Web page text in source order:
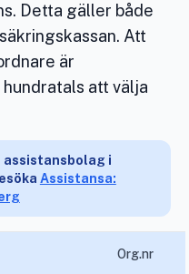
Detta gäller både
Att
är
att välja
assistansbolag i
Assistansa:
Org.nr